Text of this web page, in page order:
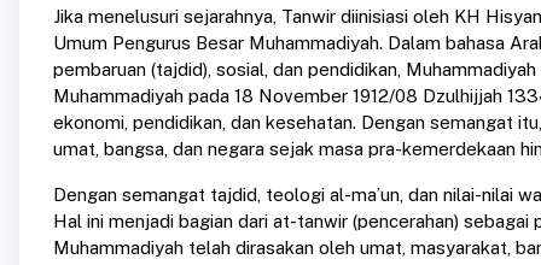
Jika menelusuri sejarahnya, Tanwir diinisiasi oleh KH
Umum Pengurus Besar Muhammadiyah. Dalam bahasa
pembaruan (tajdid), sosial, dan pendidikan,
Muhammadiyah pada 18 November 1912/08 Dzulhijjah
ekonomi, pendidikan, dan kesehatan. Dengan semangat
umat, bangsa, dan negara sejak masa pra-kemerdekaan
Dengan semangat tajdid, teologi al-ma’un, dan nilai-nilai
Hal ini menjadi bagian dari at-tanwir (pencerahan)
Muhammadiyah telah dirasakan oleh umat, masyarakat,